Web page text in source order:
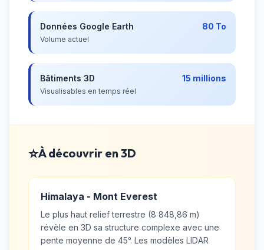
Données Google Earth 80 To
Volume actuel
Bâtiments 3D 15 millions
Visualisables en temps réel
⭐À découvrir en 3D
Himalaya - Mont Everest
Le plus haut relief terrestre (8 848,86 m)
révèle en 3D sa structure complexe avec une
pente moyenne de 45°. Les modèles LIDAR